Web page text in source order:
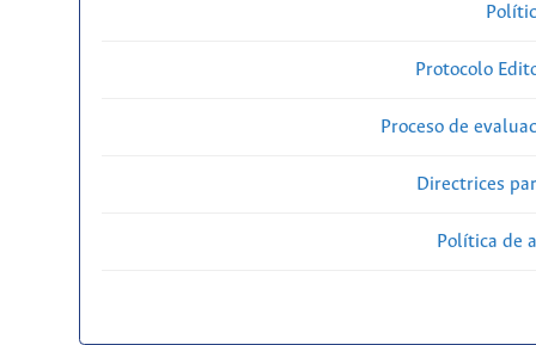
Protocolo
Proceso de
Directrices
Política de